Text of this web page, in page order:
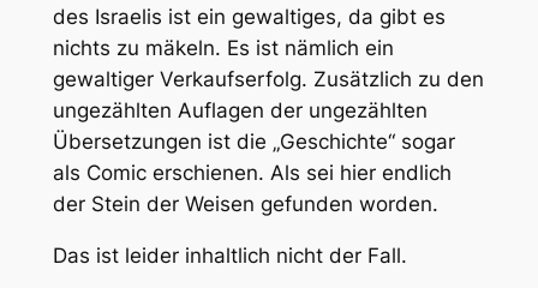
des Israelis ist ein gewaltiges, da gibt es
nichts zu mäkeln. Es ist nämlich ein
gewaltiger Verkaufserfolg. Zusätzlich zu den
ungezählten Auflagen der ungezählten
Übersetzungen ist die „Geschichte“ sogar
als Comic erschienen. Als sei hier endlich
der Stein der Weisen gefunden worden.
Das ist leider inhaltlich nicht der Fall.